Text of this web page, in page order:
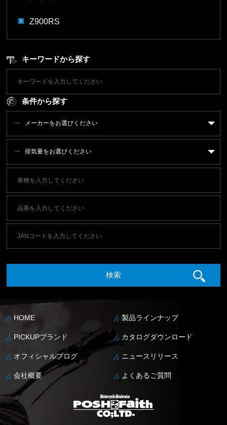
Z900RS
キーワードから探す
条件から探す
メーカーをお選びください
排気量をお選びください
HOME 製品ラインナップ
PICKUPブランド カタログダウンロード
オフィシャルブログ ニュースリリース
会社概要 よくあるご質問